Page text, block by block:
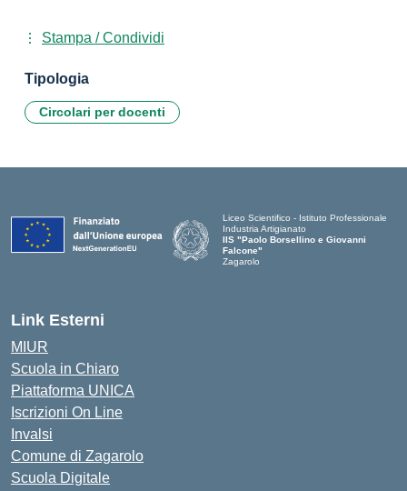
Stampa / Condividi
Tipologia
Circolari per docenti
Liceo Scientifico - Istituto Professionale
Industria Artigianato
IIS "Paolo Borsellino e Giovanni
Falcone"
Zagarolo
Link Esterni
MIUR
Scuola in Chiaro
Piattaforma UNICA
Iscrizioni On Line
Invalsi
Comune di Zagarolo
Scuola Digitale